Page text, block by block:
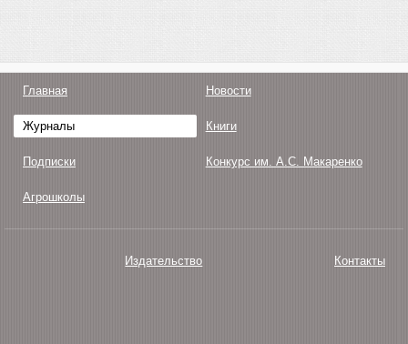
Главная Новости
Журналы Книги
Подписки Конкурс им. А.С. Макаренко
Агрошколы
Издательство Контакты